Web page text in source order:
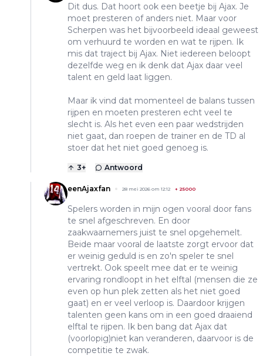
Dit dus. Dat hoort ook een beetje bij Ajax. Je
moet presteren of anders niet. Maar voor
Scherpen was het bijvoorbeeld ideaal geweest
om verhuurd te worden en wat te rijpen. Ik
mis dat traject bij Ajax. Niet iedereen beloopt
dezelfde weg en ik denk dat Ajax daar veel
talent en geld laat liggen.
Maar ik vind dat momenteel de balans tussen
rijpen en moeten presteren echt veel te
slecht is. Als het even een paar wedstrijden
niet gaat, dan roepen de trainer en de TD al
stoer dat het niet goed genoeg is.
3+ Antwoord
eenAjaxfan 28 mei 2026 om 12:12 + 25000
Spelers worden in mijn ogen vooral door fans
te snel afgeschreven. En door
zaakwaarnemers juist te snel opgehemelt.
Beide maar vooral de laatste zorgt ervoor dat
er weinig geduld is en zo'n speler te snel
vertrekt. Ook speelt mee dat er te weinig
ervaring rondloopt in het elftal (mensen die ze
even op hun plek zetten als het niet goed
gaat) en er veel verloop is. Daardoor krijgen
talenten geen kans om in een goed draaiend
elftal te rijpen. Ik ben bang dat Ajax dat
(voorlopig)niet kan veranderen, daarvoor is de
competitie te zwak.